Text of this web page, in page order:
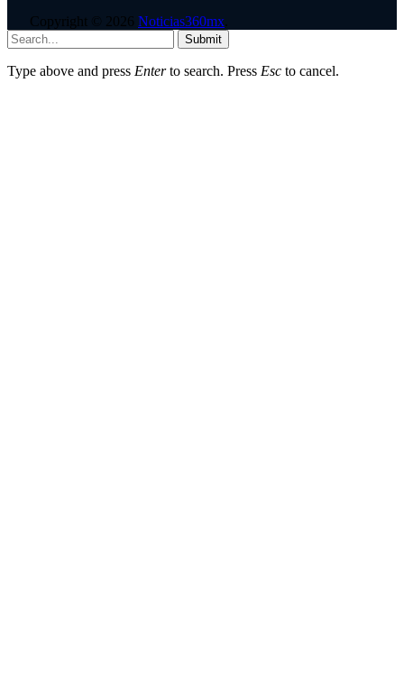
Copyright © 2026 Noticias360mx
Submit
Type above and press Enterto search. Press Esc to cancel.